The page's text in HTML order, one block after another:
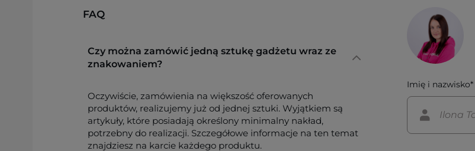
FAQ
Czy można zamówić jedną sztukę gadżetu wraz ze
znakowaniem?
Oczywiście, zamówienia na większość oferowanych
produktów, realizujemy już od jednej sztuki. Wyjątkiem są
artykuły, które posiadają określony minimalny nakład,
potrzebny do realizacji. Szczegółowe informacje na ten temat
znajdziesz na karcie każdego produktu.
Imię i nazwisko*